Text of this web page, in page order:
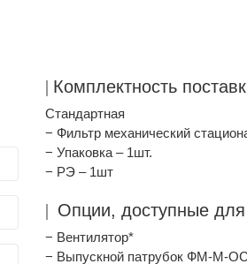
| Комплектность
Стандартная
− Фильтр механический
− Упаковка – 1шт.
− РЭ – 1шт
| Опции, доступные для
− Вентилятор*
− Выпускной патрубок ФМ-М-